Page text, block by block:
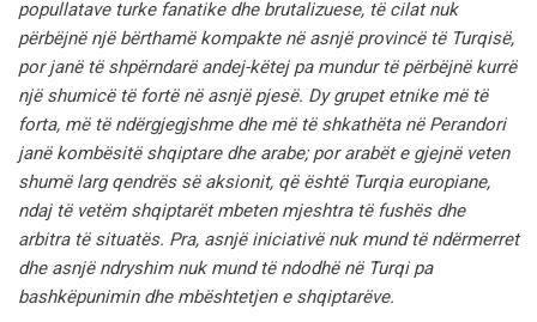
popullatave turke fanatike dhe brutalizuese, të cilat nuk
përbëjnë një bërthamë kompakte në asnjë provincë të Turqisë,
por janë të shpërndarë andej-këtej pa mundur të përbëjnë kurrë
një shumicë të fortë në asnjë pjesë. Dy grupet etnike më të
forta, më të ndërgjegjshme dhe më të shkathëta në Perandori
janë kombësitë shqiptare dhe arabe; por arabët e gjejnë veten
shumë larg qendrës së aksionit, që është Turqia europiane,
ndaj të vetëm shqiptarët mbeten mjeshtra të fushës dhe
arbitra të situatës. Pra, asnjë iniciativë nuk mund të ndërmerret
dhe asnjë ndryshim nuk mund të ndodhë në Turqi pa
bashkëpunimin dhe mbështetjen e shqiptarëve.